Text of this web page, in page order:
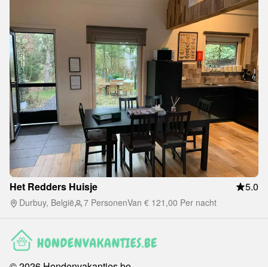
Het Redders Huisje 5.0
Durbuy, België 7 PersonenVan € 121,00 Per nacht